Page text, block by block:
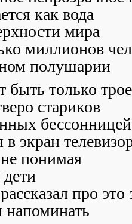
как вода
мира
миллионов
полушарии
быть только трое
стариков
бессонницей
в экран
понимая
дети
про это
напоминать